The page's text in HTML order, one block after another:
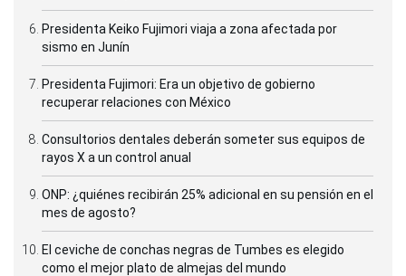
Presidenta Keiko Fujimori viaja a zona afectada por
sismo en Junín
Presidenta Fujimori: Era un objetivo de gobierno
recuperar relaciones con México
Consultorios dentales deberán someter sus equipos de
rayos X a un control anual
ONP: ¿quiénes recibirán 25% adicional en su pensión en el
mes de agosto?
El ceviche de conchas negras de Tumbes es elegido
como el mejor plato de almejas del mundo